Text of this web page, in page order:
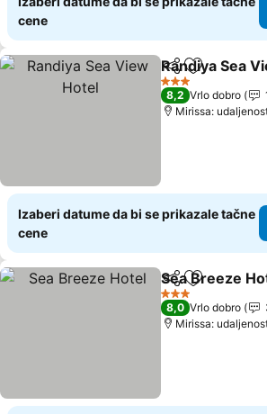
cene
Deli Dodati u
Randiya Sea
3 Zvezdice
8,2 Vrlo dobro
Mirissa:
Izaberi datume da bi se prikazale tačne
cene
Deli Dodati u
Sea Breeze
3 Zvezdice
8,0 Vrlo dobro
Mirissa: